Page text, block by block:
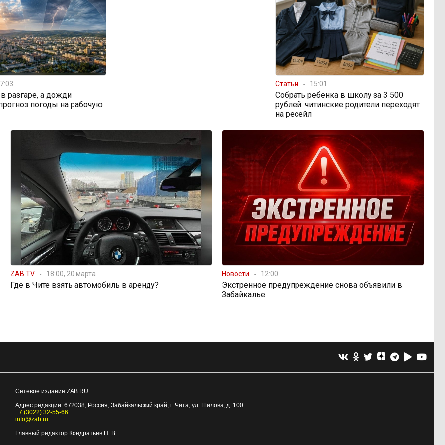
разгаре, а дожди
погоды на рабочую
Статьи 15:01
Собрать ребёнка в школу за 3 500
рублей: читинские родители переходят
на ресейл
ZAB.TV 18:00, 20 марта
Где в Чите взять автомобиль в аренду?
Новости 12:00
Экстренное предупреждение снова объявили в
Забайкалье
Сетевое издание ZAB.RU
Адрес редакции: 672038, Россия, Забайкальский край, г. Чита, ул. Шилова, д. 100
+7 (3022) 32-55-66
info@zab.ru
Главный редактор Кондратьев Н. В.